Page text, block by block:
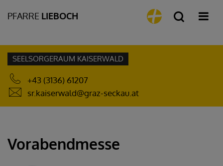
PFARRE LIEBOCH
SEELSORGERAUM KAISERWALD
+43 (3136) 61207
sr.kaiserwald@graz-seckau.at
Vorabendmesse